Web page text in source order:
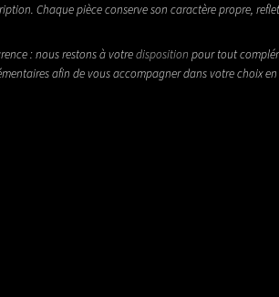
Chaque pièce conserve son caractère propre,
: nous restons à votredisposition pour tout
afin de vous accompagner dans votre choix